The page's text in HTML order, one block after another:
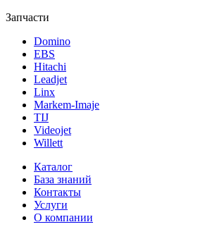
Запчасти
Domino
EBS
Hitachi
Leadjet
Linx
Markem-Imaje
TIJ
Videojet
Willett
Каталог
База знаний
Контакты
Услуги
О компании